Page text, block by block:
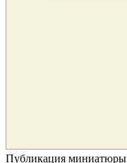
Публикация миниатюры